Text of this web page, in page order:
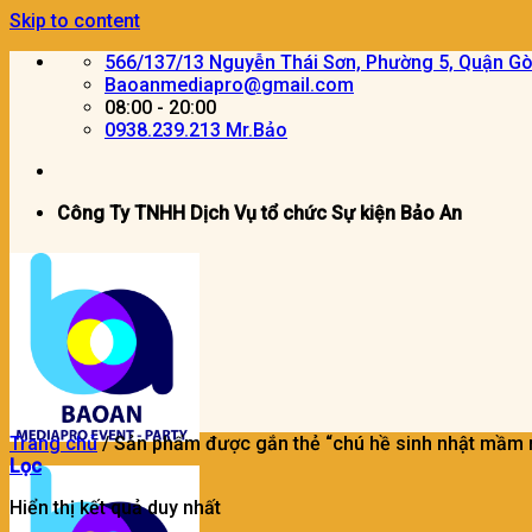
Skip to content
566/137/13 Nguyễn Thái Sơn, Phường 5, Quận
Baoanmediapro@gmail.com
08:00 - 20:00
0938.239.213 Mr.Bảo
Công Ty TNHH Dịch Vụ tổ chức Sự kiện Bảo An
Trang chủ /Sản phẩm được gắn thẻ “chú hề sinh nhật mầm
Lọc
Hiển thị kết quả duy nhất